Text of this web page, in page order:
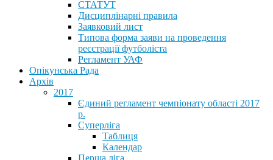
СТАТУТ
Дисциплінарні правила
Заявковий лист
Типова форма заяви на проведення
реєстрації футболіста
Регламент УАФ
Опікунська Рада
Архів
2017
Єдиний регламент чемпіонату області 2017
р.
Суперліга
Таблиця
Календар
Перша ліга